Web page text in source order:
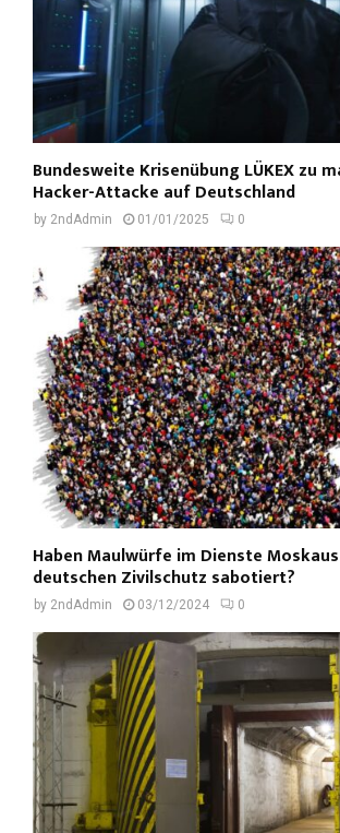
Bundesweite Krisenübung LÜKEX zu
Hacker-Attacke auf Deutschland
by 2ndAdmin 01/01/2025 0
Haben Maulwürfe im Dienste
deutschen Zivilschutz sabotiert?
by 2ndAdmin 03/12/2024 0